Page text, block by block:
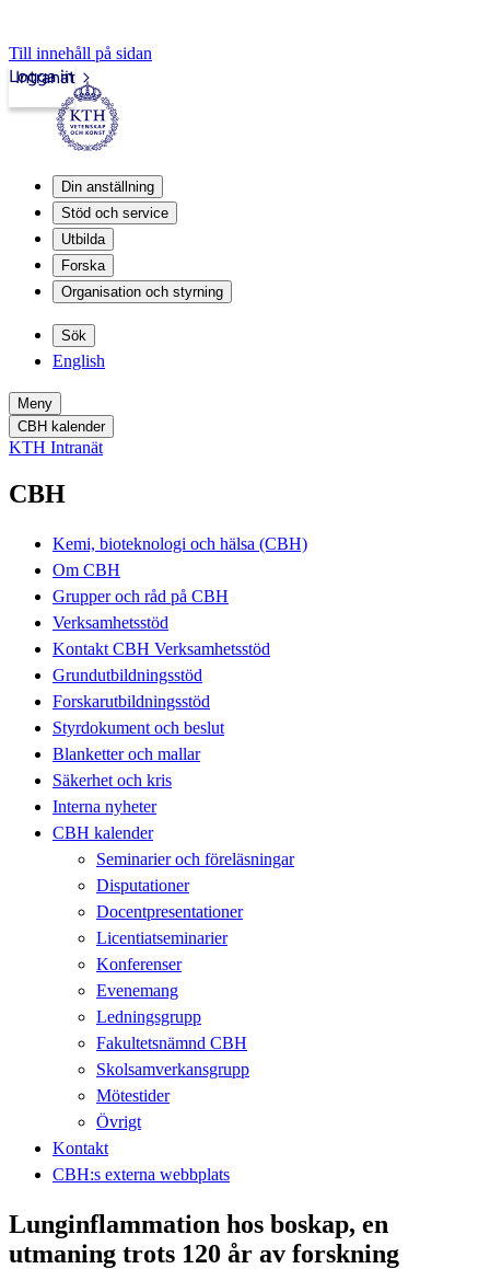
Till innehåll på sidan
Intranät
Logga in
Din anställning
Stöd och service
Utbilda
Forska
Organisation och styrning
Sök
English
Meny
CBH kalender
KTH Intranät
CBH
Kemi, bioteknologi och hälsa (CBH)
Om CBH
Grupper och råd på CBH
Verksamhetsstöd
Kontakt CBH Verksamhetsstöd
Grundutbildningsstöd
Forskarutbildningsstöd
Styrdokument och beslut
Blanketter och mallar
Säkerhet och kris
Interna nyheter
CBH kalender
Seminarier och föreläsningar
Disputationer
Docentpresentationer
Licentiatseminarier
Konferenser
Evenemang
Ledningsgrupp
Fakultetsnämnd CBH
Skolsamverkansgrupp
Mötestider
Övrigt
Kontakt
CBH:s externa webbplats
Lunginflammation hos boskap, en
utmaning trots 120 år av forskning